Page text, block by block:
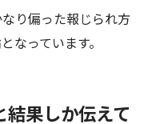
り偏った報じられ方
なっています。
結果しか伝えて